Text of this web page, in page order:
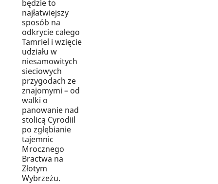
będzie to
najłatwiejszy
sposób na
odkrycie całego
Tamriel i wzięcie
udziału w
niesamowitych
sieciowych
przygodach ze
znajomymi – od
walki o
panowanie nad
stolicą Cyrodiil
po zgłębianie
tajemnic
Mrocznego
Bractwa na
Złotym
Wybrzeżu.